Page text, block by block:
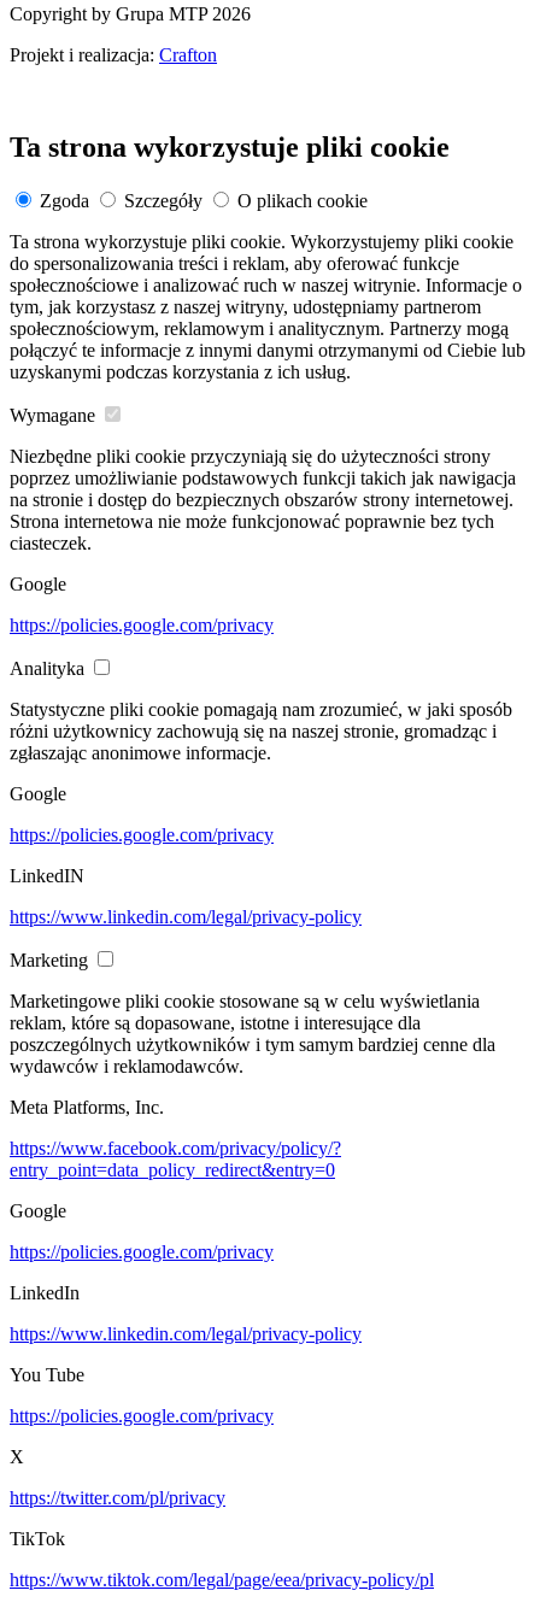
Copyright by Grupa MTP 2026
Projekt i realizacja: Crafton
Ta strona wykorzystuje pliki cookie
Zgoda Szczegóły
O plikach cookie
Ta strona wykorzystuje pliki cookie. Wykorzystujemy pliki cookie
do spersonalizowania treści i reklam, aby oferować funkcje
społecznościowe i analizować ruch w naszej witrynie. Informacje o
tym, jak korzystasz z naszej witryny, udostępniamy partnerom
społecznościowym, reklamowym i analitycznym. Partnerzy mogą
połączyć te informacje z innymi danymi otrzymanymi od Ciebie lub
uzyskanymi podczas korzystania z ich usług.
Wymagane
Niezbędne pliki cookie przyczyniają się do użyteczności strony
poprzez umożliwianie podstawowych funkcji takich jak nawigacja
na stronie i dostęp do bezpiecznych obszarów strony internetowej.
Strona internetowa nie może funkcjonować poprawnie bez tych
ciasteczek.
Google
https://policies.google.com/privacy
Analityka
Statystyczne pliki cookie pomagają nam zrozumieć, w jaki sposób
różni użytkownicy zachowują się na naszej stronie, gromadząc i
zgłaszając anonimowe informacje.
Google
https://policies.google.com/privacy
LinkedIN
https://www.linkedin.com/legal/privacy-policy
Marketing
Marketingowe pliki cookie stosowane są w celu wyświetlania
reklam, które są dopasowane, istotne i interesujące dla
poszczególnych użytkowników i tym samym bardziej cenne dla
wydawców i reklamodawców.
Meta Platforms, Inc.
https://www.facebook.com/privacy/policy/?
entry_point=data_policy_redirect&entry=0
Google
https://policies.google.com/privacy
LinkedIn
https://www.linkedin.com/legal/privacy-policy
You Tube
https://policies.google.com/privacy
X
https://twitter.com/pl/privacy
TikTok
https://www.tiktok.com/legal/page/eea/privacy-policy/pl